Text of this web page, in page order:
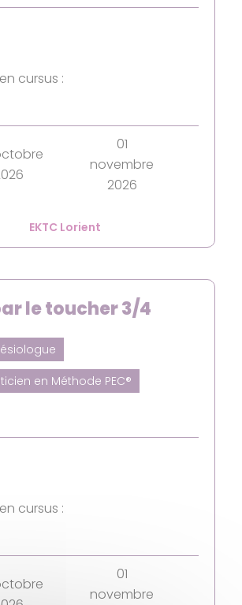
EKTC Lorient
cursus :
01
novembre
2026
le toucher 3/4
en Méthode PEC®
cursus :
01
novembre